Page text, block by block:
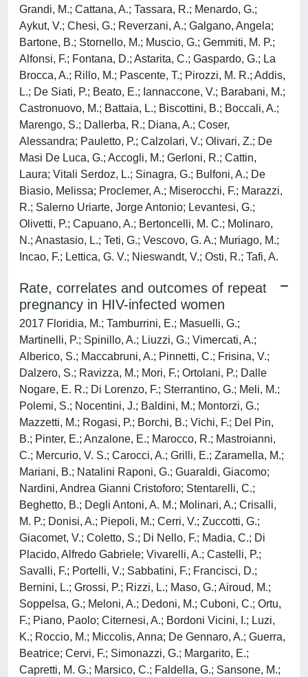
Grandi, M.; Cattana, A.; Tassara, R.; Menardo, G.;
Aykut, V.; Chesi, G.; Reverzani, A.; Galgano, Angela;
Bartone, B.; Stornello, M.; Muscio, G.; Gemmiti, M. P.;
Alfonsi, F.; Fontana, D.; Astarita, C.; Gaspardo, G.; La
Brocca, A.; Rillo, M.; Pascente, T.; Pirozzi, M. R.; Addis,
L.; De Siati, P.; Beato, E.; Iannaccone, V.; Barabani, M.;
Castronuovo, M.; Battaia, L.; Biscottini, B.; Boccali, A.;
Marengo, S.; Dallerba, R.; Diana, A.; Coser,
Alessandra; Pauletto, P.; Calzolari, V.; Olivari, Z.; De
Masi De Luca, G.; Accogli, M.; Gerloni, R.; Cattin,
Laura; Vitali Serdoz, L.; Sinagra, G.; Bulfoni, A.; De
Biasio, Melissa; Proclemer, A.; Miserocchi, F.; Marazzi,
R.; Salerno Uriarte, Jorge Antonio; Levantesi, G.;
Olivetti, P.; Capuano, A.; Bertoncelli, M. C.; Molinaro,
N.; Anastasio, L.; Teti, G.; Vescovo, G. A.; Muriago, M.;
Incao, F.; Lettica, G. V.; Nieswandt, V.; Osti, R.; Tafi, A.
Rate, correlates and outcomes of repeat
pregnancy in HIV-infected women
2017 Floridia, M.; Tamburrini, E.; Masuelli, G.;
Martinelli, P.; Spinillo, A.; Liuzzi, G.; Vimercati, A.;
Alberico, S.; Maccabruni, A.; Pinnetti, C.; Frisina, V.;
Dalzero, S.; Ravizza, M.; Mori, F.; Ortolani, P.; Dalle
Nogare, E. R.; Di Lorenzo, F.; Sterrantino, G.; Meli, M.;
Polemi, S.; Nocentini, J.; Baldini, M.; Montorzi, G.;
Mazzetti, M.; Rogasi, P.; Borchi, B.; Vichi, F.; Del Pin,
B.; Pinter, E.; Anzalone, E.; Marocco, R.; Mastroianni,
C.; Mercurio, V. S.; Carocci, A.; Grilli, E.; Zaramella, M.;
Mariani, B.; Natalini Raponi, G.; Guaraldi, Giacomo;
Nardini, Andrea Gianni Cristoforo; Stentarelli, C.;
Beghetto, B.; Degli Antoni, A. M.; Molinari, A.; Crisalli,
M. P.; Donisi, A.; Piepoli, M.; Cerri, V.; Zuccotti, G.;
Giacomet, V.; Coletto, S.; Di Nello, F.; Madia, C.; Di
Placido, Alfredo Gabriele; Vivarelli, A.; Castelli, P.;
Savalli, F.; Portelli, V.; Sabbatini, F.; Francisci, D.;
Bernini, L.; Grossi, P.; Rizzi, L.; Maso, G.; Airoud, M.;
Soppelsa, G.; Meloni, A.; Dedoni, M.; Cuboni, C.; Ortu,
F.; Piano, Paolo; Citernesi, A.; Bordoni Vicini, I.; Luzi,
K.; Roccio, M.; Miccolis, Anna; De Gennaro, A.; Guerra,
Beatrice; Cervi, F.; Simonazzi, G.; Margarito, E.;
Capretti, M. G.; Marsico, C.; Faldella, G.; Sansone, M.;